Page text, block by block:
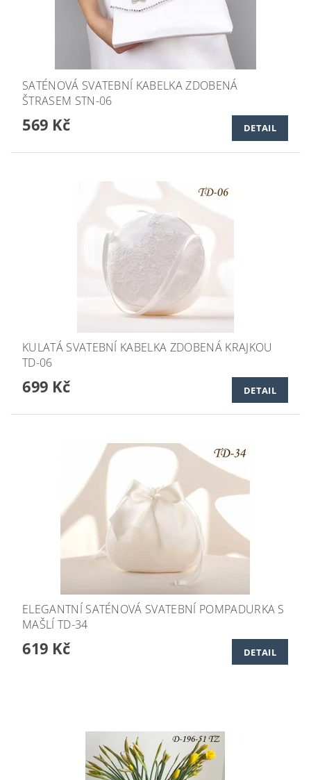
SATÉNOVÁ SVATEBNÍ KABELKA ZDOBENÁ
ŠTRASEM STN-06
569 Kč DETAIL
KULATÁ SVATEBNÍ KABELKA ZDOBENÁ KRAJKOU
TD-06
699 Kč DETAIL
ELEGANTNÍ SATÉNOVÁ SVATEBNÍ POMPADURKA S
MAŠLÍ TD-34
619 Kč DETAIL